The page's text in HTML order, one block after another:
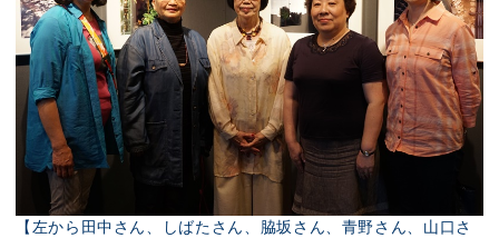
【左から田中さん、しばたさん、脇坂さん、青野さん、山口さ